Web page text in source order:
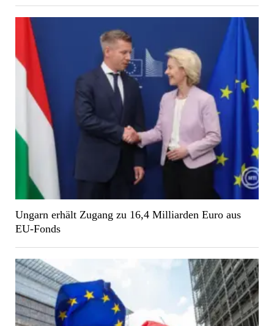
Ungarn erhält Zugang zu 16,4 Milliarden Euro aus
EU-Fonds